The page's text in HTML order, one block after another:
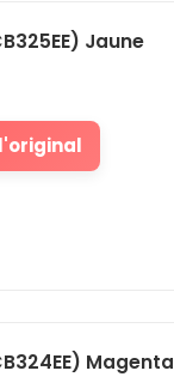
Jaune
Magenta